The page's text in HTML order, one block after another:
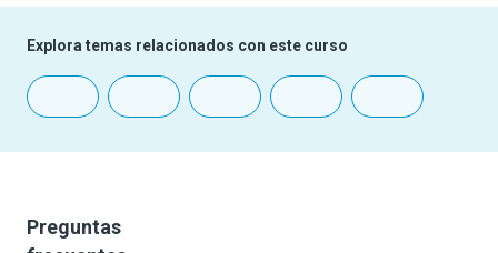
Explora temas relacionados con este curso
Preguntas